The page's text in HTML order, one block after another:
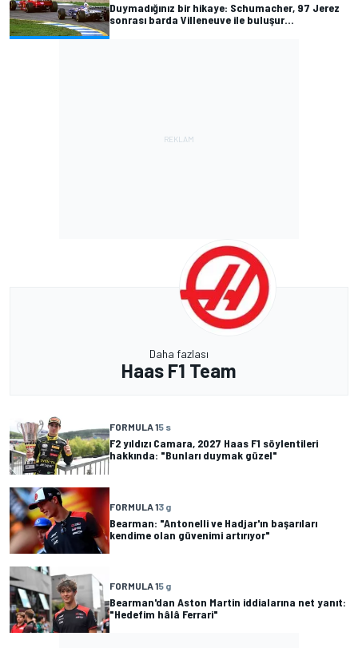
Duymadığınız bir hikaye: Schumacher, 97 Jerez
sonrası barda Villeneuve ile buluşur...
Daha fazlası
Haas F1 Team
FORMULA 15 s
F2 yıldızı Camara, 2027 Haas F1 söylentileri
hakkında: "Bunları duymak güzel"
FORMULA 13 g
Bearman: "Antonelli ve Hadjar'ın başarıları
kendime olan güvenimi artırıyor"
FORMULA 15 g
Bearman'dan Aston Martin iddialarına net yanıt:
"Hedefim hâlâ Ferrari"